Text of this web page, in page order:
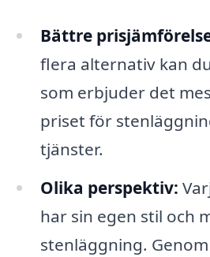
Bättre
flera alternativ kan
som erbjuder det
priset för
tjänster.
Olika perspektiv:
har sin egen stil och
stenläggning.